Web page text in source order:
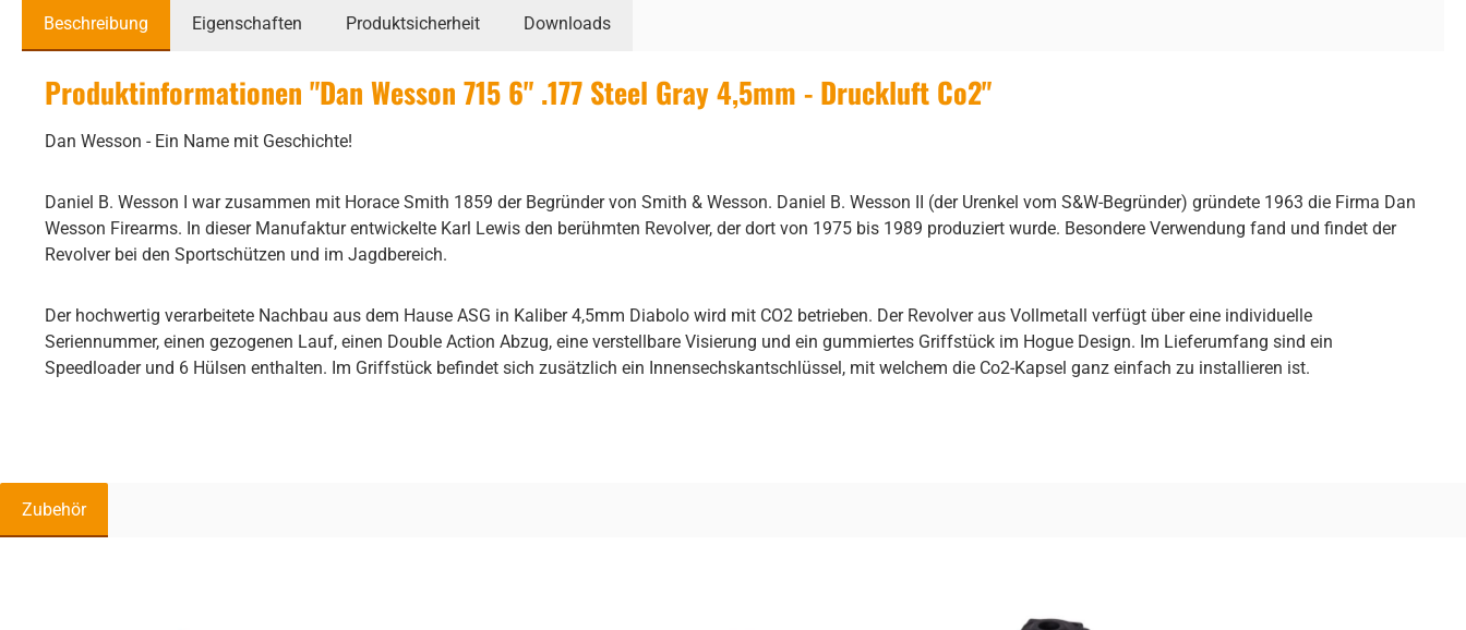
Beschreibung Eigenschaften Produktsicherheit Downloads
Produktinformationen "Dan Wesson 715 6" .177 Steel Gray 4,5mm - Druckluft Co2"
Dan Wesson - Ein Name mit Geschichte!
Daniel B. Wesson I war zusammen mit Horace Smith 1859 der Begründer von Smith & Wesson. Daniel B. Wesson II (der Urenkel vom S&W-Begründer) gründete 1963 die Firma Dan
Wesson Firearms. In dieser Manufaktur entwickelte Karl Lewis den berühmten Revolver, der dort von 1975 bis 1989 produziert wurde. Besondere Verwendung fand und findet der
Revolver bei den Sportschützen und im Jagdbereich.
Der hochwertig verarbeitete Nachbau aus dem Hause ASG in Kaliber 4,5mm Diabolo wird mit CO2 betrieben. Der Revolver aus Vollmetall verfügt über eine individuelle
Seriennummer, einen gezogenen Lauf, einen Double Action Abzug, eine verstellbare Visierung und ein gummiertes Griffstück im Hogue Design. Im Lieferumfang sind ein
Speedloader und 6 Hülsen enthalten. Im Griffstück befindet sich zusätzlich ein Innensechskantschlüssel, mit welchem die Co2-Kapsel ganz einfach zu installieren ist.
Zubehör